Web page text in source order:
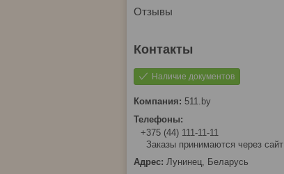
Отзывы
Наличие документов
511.by
+375 (44) 111-11-11
Заказы принимаются через сайт
Лунинец, Беларусь